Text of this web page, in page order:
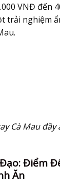
VNĐ đến
trải nghiệm
Cà Mau
Điểm
Ăn